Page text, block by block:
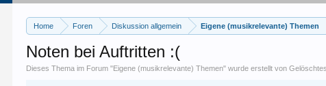
Home Foren Diskussion allgemein Eigene (musikrelevante) Themen
Noten bei Auftritten :(
Dieses Thema im Forum "Eigene (musikrelevante) Themen" wurde erstellt von